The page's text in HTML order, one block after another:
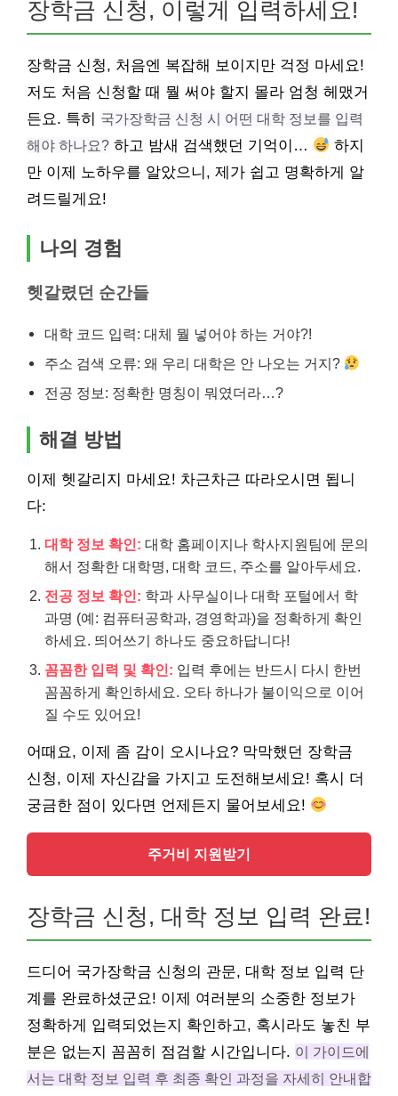
장학금 신청, 이렇게 입력하세요!
장학금 신청, 처음엔 복잡해 보이지만 걱정 마세요!
저도 처음 신청할 때 뭘 써야 할지 몰라 엄청 헤맸거
든요. 특히 국가장학금 신청 시 어떤 대학 정보를 입력
해야 하나요? 하고 밤새 검색했던 기억이…
하지
만 이제 노하우를 알았으니, 제가 쉽고 명확하게 알
려드릴게요!
나의 경험
헷갈렸던 순간들
대학 코드 입력: 대체 뭘 넣어야 하는 거야?!
주소 검색 오류: 왜 우리 대학은 안 나오는 거지?
전공 정보: 정확한 명칭이 뭐였더라…?
해결 방법
이제 헷갈리지 마세요! 차근차근 따라오시면 됩니
다:
대학 정보 확인: 대학 홈페이지나 학사지원팀에 문의
해서 정확한 대학명, 대학 코드, 주소를 알아두세요.
전공 정보 확인: 학과 사무실이나 대학 포털에서 학
과명 (예: 컴퓨터공학과, 경영학과)을 정확하게 확인
하세요. 띄어쓰기 하나도 중요하답니다!
꼼꼼한 입력 및 확인: 입력 후에는 반드시 다시 한번
꼼꼼하게 확인하세요. 오타 하나가 불이익으로 이어
질 수도 있어요!
어때요, 이제 좀 감이 오시나요? 막막했던 장학금
신청, 이제 자신감을 가지고 도전해보세요! 혹시 더
궁금한 점이 있다면 언제든지 물어보세요!
주거비 지원받기
장학금 신청, 대학 정보 입력 완료!
드디어 국가장학금 신청의 관문, 대학 정보 입력 단
계를 완료하셨군요! 이제 여러분의 소중한 정보가
정확하게 입력되었는지 확인하고, 혹시라도 놓친 부
분은 없는지 꼼꼼히 점검할 시간입니다. 이 가이드에
서는 대학 정보 입력 후 최종 확인 과정을 자세히 안내합